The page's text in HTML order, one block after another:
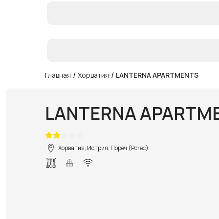
Главная / Хорватия / LANTERNA APARTMENTS
LANTERNA
Хорватия, Истрия, Пореч (Porec)